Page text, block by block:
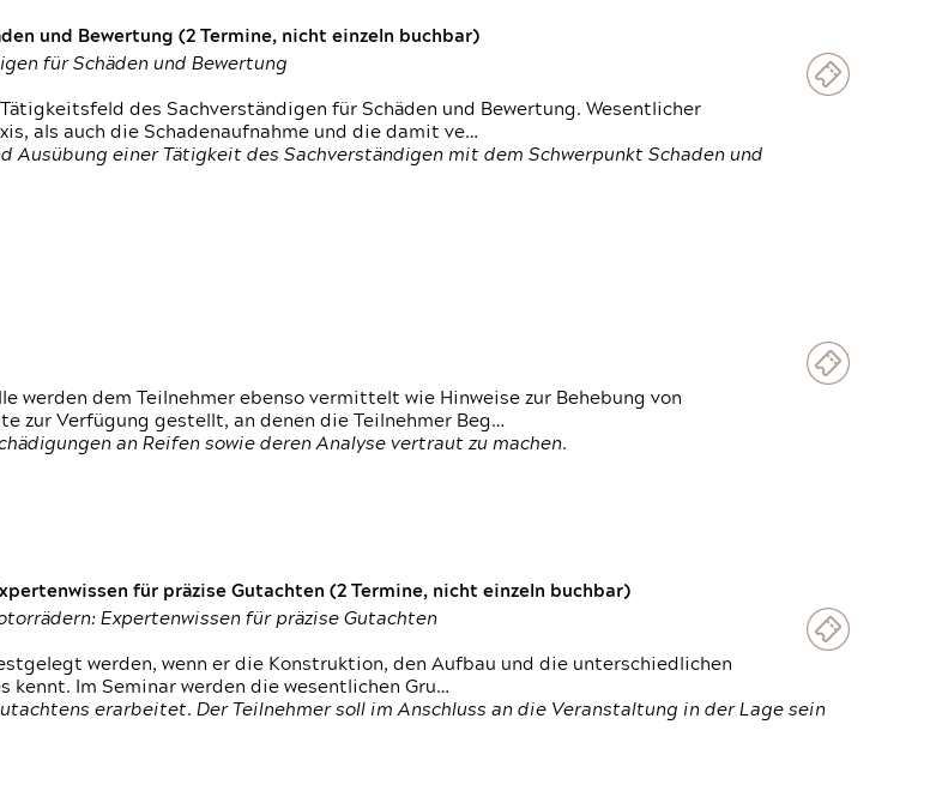
und Bewertung (2 Termine, nicht einzeln buchbar)
für Schäden und Bewertung
des Sachverständigen für Schäden und Bewertung. Wesentlicher
als auch die Schadenaufnahme und die damit ve…
einer Tätigkeit des Sachverständigen mit dem Schwerpunkt Schaden und
werden dem Teilnehmer ebenso vermittelt wie Hinweise zur Behebung von
zur Verfügung gestellt, an denen die Teilnehmer Beg…
an Reifen sowie deren Analyse vertraut zu machen.
für präzise Gutachten (2 Termine, nicht einzeln buchbar)
Expertenwissen für präzise Gutachten
werden, wenn er die Konstruktion, den Aufbau und die unterschiedlichen
Im Seminar werden die wesentlichen Gru…
erarbeitet. Der Teilnehmer soll im Anschluss an die Veranstaltung in der Lage sein